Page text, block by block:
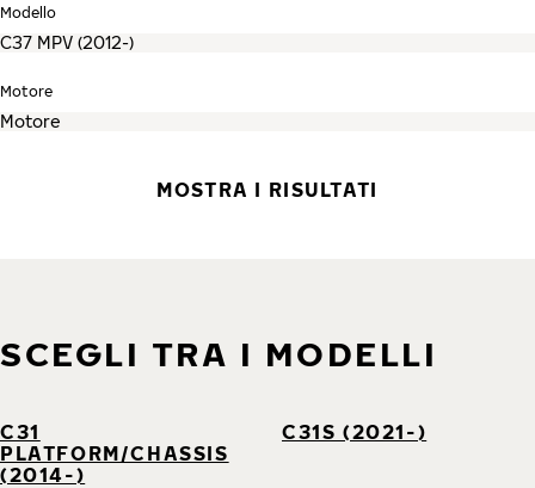
Modello
Motore
MOSTRA I RISULTATI
SCEGLI TRA I MODELLI
C31
PLATFORM/CHASSIS
(2014-)
C31S (2021-)